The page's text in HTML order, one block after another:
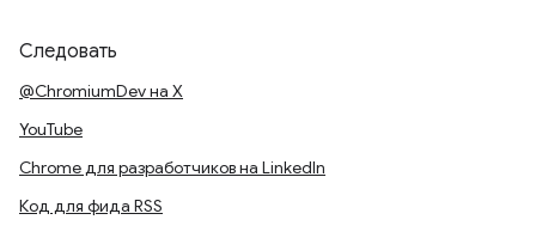
Следовать
@ChromiumDev на X
YouTube
Chrome для разработчиков на LinkedIn
Код для фида RSS